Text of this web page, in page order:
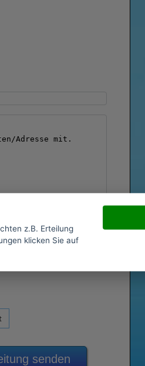
senden
z.B. Erteilung
klicken Sie auf